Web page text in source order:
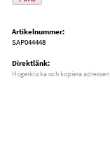
Artikelnummer:
SAP044448
Direktlänk:
Högerklicka och kopiera adressen